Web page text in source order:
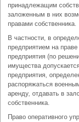
принадлежащим
заложенным в них
правами собственника.
В частности, в
предприятием на
предприятия (по
имущества
предприятия,
распоряжаться
аренду, отдавать в
собственника.
Право оперативного